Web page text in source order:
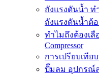
ถังแรงดันน้ำ ท
ถังแรงดันน้ำต้
ทำไมถึงต้องเลื
Compressor
การเปรียบเที
ปั๊มลม อุปกรณ์